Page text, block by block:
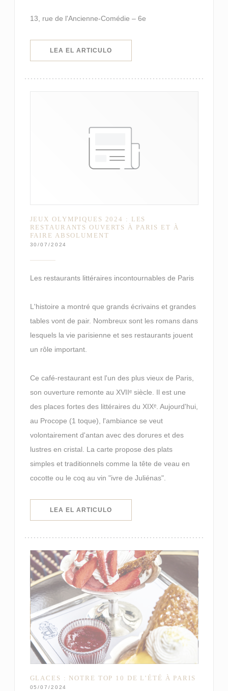
13, rue de l'Ancienne-Comédie – 6e
LEA EL ARTICULO((ABRE EN UNA NUEVA
JEUX OLYMPIQUES 2024 : LES
RESTAURANTS OUVERTS À PARIS ET À
FAIRE ABSOLUMENT
30/07/2024
Les restaurants littéraires incontournables de Paris
L'histoire a montré que grands écrivains et grandes
tables vont de pair. Nombreux sont les romans dans
lesquels la vie parisienne et ses restaurants jouent
un rôle important.
Ce café-restaurant est l'un des plus vieux de Paris,
son ouverture remonte au XVIIᵉ siècle. Il est une
des places fortes des littéraires du XIXᵉ. Aujourd'hui,
au Procope (1 toque), l'ambiance se veut
volontairement d'antan avec des dorures et des
lustres en cristal. La carte propose des plats
simples et traditionnels comme la tête de veau en
cocotte ou le coq au vin "ivre de Juliénas".
LEA EL ARTICULO((ABRE EN UNA NUEVA
GLACES : NOTRE TOP 10 DE L’ÉTÉ À PARIS
05/07/2024